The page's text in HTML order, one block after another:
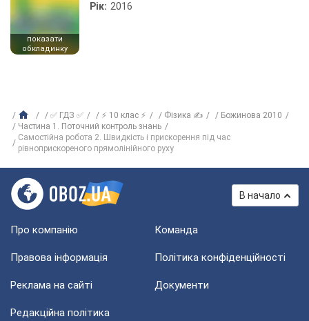
показати
обкладинку
Рік: 2016
✅ ГДЗ ✅ ⚡ 10 клас ⚡ Фізика ✍
Божинова 2010
Частина 1. Поточний контроль знань
Самостійна робота 2. Швидкість і прискорення під час
рівноприскореного прямолінійного руху
В начало
Про компанію Команда
Правова інформація Політика конфіденційності
Реклама на сайті Документи
Редакційна політика